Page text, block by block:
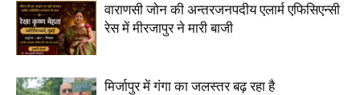
वाराणसी जोन की अन्तरजनपदीय एलार्म एफिसिएन्सी
रेस में मीरजापुर ने मारी बाजी
मिर्जापुर में गंगा का जलस्तर बढ़ रहा है